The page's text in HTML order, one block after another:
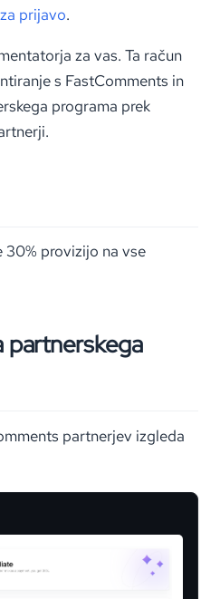
prijavo.
za vas. Ta račun
s FastComments in
programa prek
30% provizijo na vse
partnerskega
partnerjev izgleda